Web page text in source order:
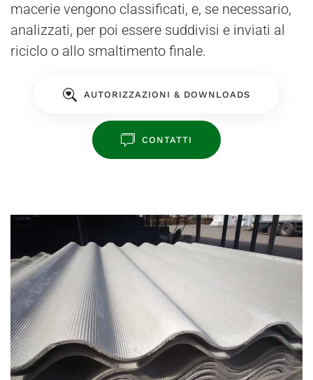
macerie vengono classificati, e, se necessario,
analizzati, per poi essere suddivisi e inviati al
riciclo o allo smaltimento finale.
AUTORIZZAZIONI & DOWNLOADS
CONTATTI